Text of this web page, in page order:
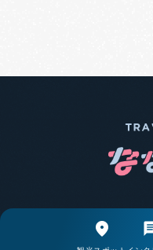
エリア別